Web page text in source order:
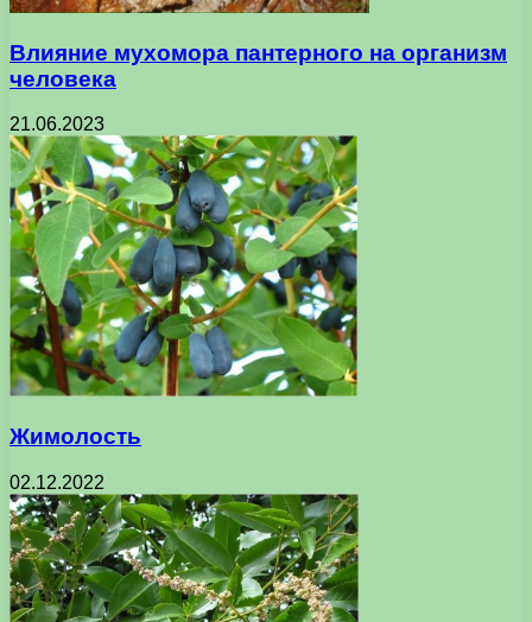
Влияние мухомора пантерного на организм
человека
21.06.2023
Жимолость
02.12.2022